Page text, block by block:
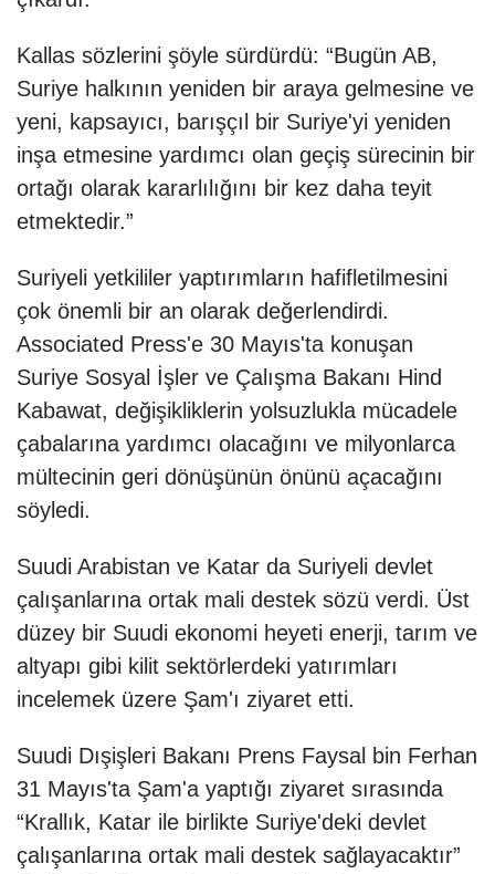
Kallas sözlerini şöyle sürdürdü: “Bugün AB,
Suriye halkının yeniden bir araya gelmesine ve
yeni, kapsayıcı, barışçıl bir Suriye'yi yeniden
inşa etmesine yardımcı olan geçiş sürecinin bir
ortağı olarak kararlılığını bir kez daha teyit
etmektedir.”
Suriyeli yetkililer yaptırımların hafifletilmesini
çok önemli bir an olarak değerlendirdi.
Associated Press'e 30 Mayıs'ta konuşan
Suriye Sosyal İşler ve Çalışma Bakanı Hind
Kabawat, değişikliklerin yolsuzlukla mücadele
çabalarına yardımcı olacağını ve milyonlarca
mültecinin geri dönüşünün önünü açacağını
söyledi.
Suudi Arabistan ve Katar da Suriyeli devlet
çalışanlarına ortak mali destek sözü verdi. Üst
düzey bir Suudi ekonomi heyeti enerji, tarım ve
altyapı gibi kilit sektörlerdeki yatırımları
incelemek üzere Şam'ı ziyaret etti.
Suudi Dışişleri Bakanı Prens Faysal bin Ferhan
31 Mayıs'ta Şam'a yaptığı ziyaret sırasında
“Krallık, Katar ile birlikte Suriye'deki devlet
çalışanlarına ortak mali destek sağlayacaktır”